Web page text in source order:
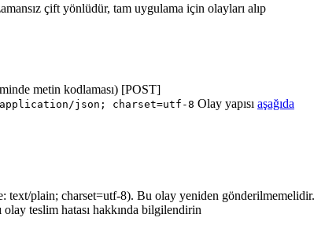
çift yönlüdür, tam uygulama için olayları alıp
metin kodlaması) [POST]
application/json; charset=utf-8 Olay yapısı aşağıda
text/plain; charset=utf-8). Bu olay yeniden gönderilmemelidir.
teslim hatası hakkında bilgilendirin